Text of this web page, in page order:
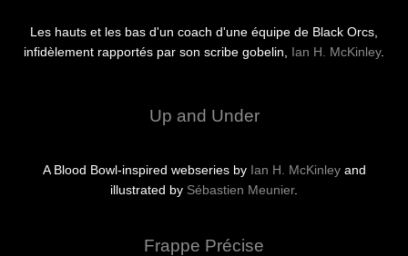
Les hauts et les bas d'un coach d'une équipe de Black Orcs,
infidèlement rapportés par son scribe gobelin, Ian H. McKinley.
Up and Under
A Blood Bowl-inspired webseries by Ian H. McKinleyand
illustrated by Sébastien Meunier.
Frappe Précise